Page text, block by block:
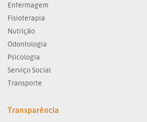
Enfermagem
Fisioterapia
Nutrição
Odontologia
Psicologia
Serviço Social
Transporte
Transparência